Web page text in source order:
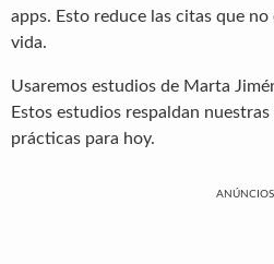
apps. Esto reduce las citas que
vida.
Usaremos estudios de Marta
Estos estudios respaldan
prácticas para hoy.
ANÚNCIOS